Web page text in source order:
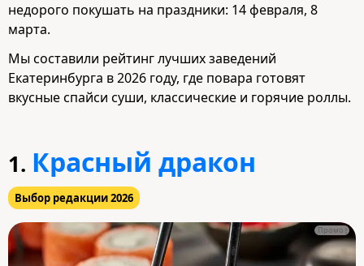
недорого покушать на праздники: 14 февраля, 8
марта.
Мы составили рейтинг лучших заведений
Екатеринбурга в 2026 году, где повара готовят
вкусные спайси суши, классические и горячие роллы.
1. Красный дракон
Выбор редакции 2026
Промо